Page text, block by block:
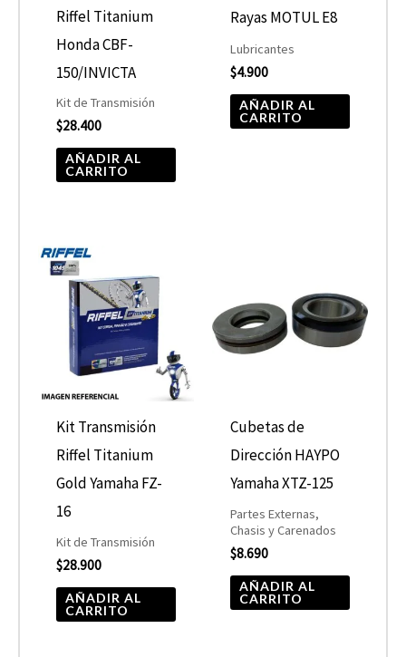
Riffel Titanium
Honda CBF-
150/INVICTA
Kit de Transmisión
$28.400
AÑADIR AL
CARRITO
Rayas MOTUL E8
Lubricantes
$4.900
AÑADIR AL
CARRITO
Kit Transmisión
Riffel Titanium
Gold Yamaha FZ-
16
Kit de Transmisión
$28.900
AÑADIR AL
CARRITO
Cubetas de
Dirección HAYPO
Yamaha XTZ-125
Partes Externas,
Chasis y Carenados
$8.690
AÑADIR AL
CARRITO